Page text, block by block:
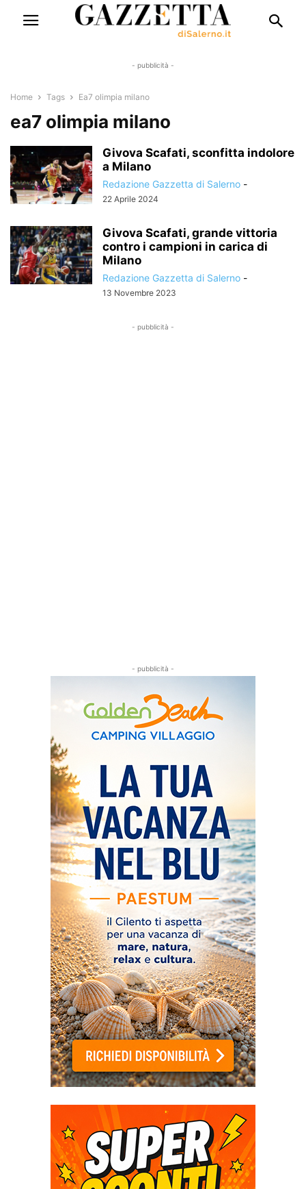
- pubblicità -
Home Tags Ea7 olimpia milano
ea7 olimpia milano
Givova Scafati, sconfitta indolore
a Milano
Redazione Gazzetta di Salerno -
22 Aprile 2024
Givova Scafati, grande vittoria
contro i campioni in carica di
Milano
Redazione Gazzetta di Salerno -
13 Novembre 2023
- pubblicità -
- pubblicità -